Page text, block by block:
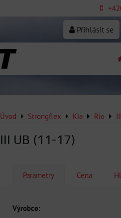
Přihlásit se
Úvod Strongflex Kia Rio
III UB (11-17)
Parametry Cena
Výrobce: